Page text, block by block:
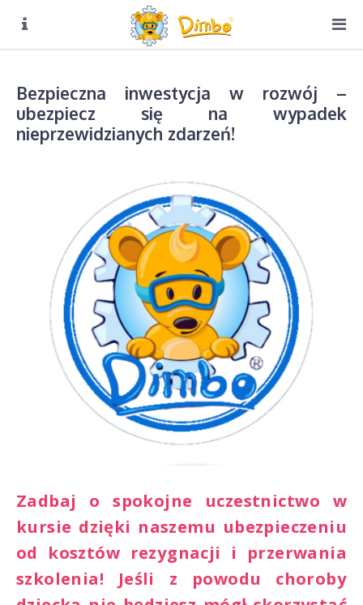
DIMBO W ALPACH
DIMBO W POLSCE
KONTAKT
Bezpieczna inwestycja w rozwój –
ubezpiecz się na wypadek
nieprzewidzianych zdarzeń!
Zadbaj o spokojne uczestnictwo w
kursie dzięki naszemu ubezpieczeniu
od kosztów rezygnacji i przerwania
szkolenia! Jeśli z powodu choroby